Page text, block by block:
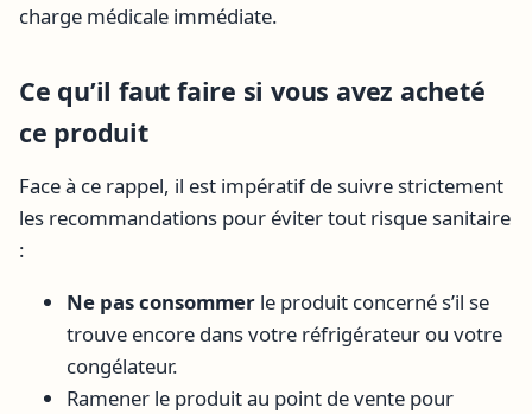
charge médicale immédiate.
Ce qu’il faut faire si vous avez acheté
ce produit
Face à ce rappel, il est impératif de suivre strictement
les recommandations pour éviter tout risque sanitaire
:
Ne pas consommer le produit concerné s’il se
trouve encore dans votre réfrigérateur ou votre
congélateur.
Ramener le produit au point de vente pour